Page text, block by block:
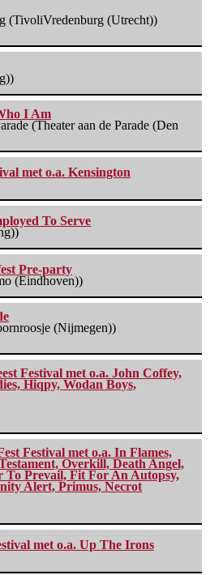
(TivoliVredenburg (Utrecht))
I Am
(Theater aan de Parade (Den
met o.a. Kensington
To Serve
Pre-party
(Eindhoven))
(Nijmegen))
Festival met o.a. John Coffey,
Hiqpy, Wodan Boys,
Festival met o.a. In Flames,
Overkill, Death Angel,
To Prevail, Fit For An Autopsy,
Alert, Primus, Necrot
met o.a. Up The Irons